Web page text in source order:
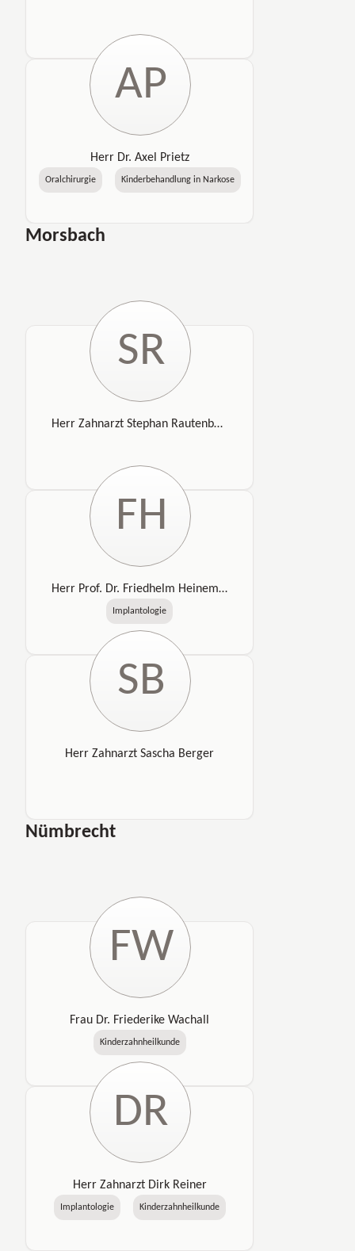
AP
Herr Dr. Axel Prietz
Oralchirurgie Kinderbehandlung in Narkose
Morsbach
SR
Herr Zahnarzt Stephan Rautenbach
FH
Herr Prof. Dr. Friedhelm Heinemann
Implantologie
SB
Herr Zahnarzt Sascha Berger
Nümbrecht
FW
Frau Dr. Friederike Wachall
Kinderzahnheilkunde
DR
Herr Zahnarzt Dirk Reiner
Implantologie Kinderzahnheilkunde